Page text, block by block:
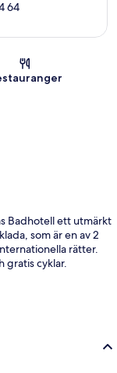
64
Badhotell ett utmärkt
som är en av 2
rätter.
gratis cyklar.